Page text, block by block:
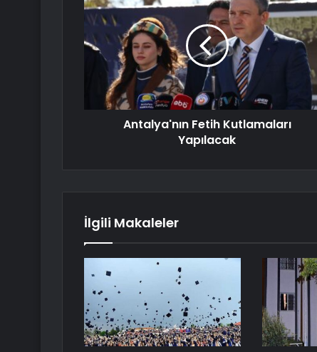
Antalya'nın Fetih Kutlamaları
Yapılacak
İlgili Makaleler